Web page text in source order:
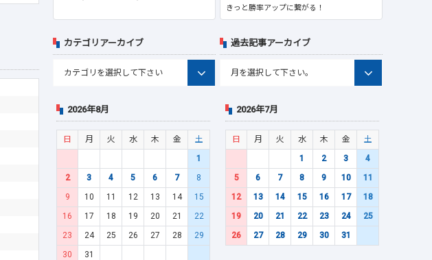
きっと勝率アップに繋がる！
カテゴリアーカイブ 過去記事アーカイブ
2026年8月
日 月 火 水 木 金
土
1
2
3 4 5 6 7
8
9
10 11 12 13 14
15
16
17 18 19 20 21
22
23
24 25 26 27 28
29
30
31
2026年7月
日 月 火 水 木 金
土
1
2 3
4
5
6 7 8 9 10
11
12
13 14 15 16 17
18
19
20 21 22 23 24
25
26
27 28 29 30 31